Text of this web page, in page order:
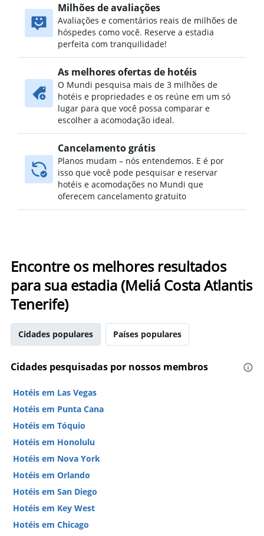
Milhões de avaliações
Avaliações e comentários reais de milhões de
hóspedes como você. Reserve a estadia
perfeita com tranquilidade!
As melhores ofertas de hotéis
O Mundi pesquisa mais de 3 milhões de
hotéis e propriedades e os reúne em um só
lugar para que você possa comparar e
escolher a acomodação ideal.
Cancelamento grátis
Planos mudam – nós entendemos. E é por
isso que você pode pesquisar e reservar
hotéis e acomodações no Mundi que
oferecem cancelamento gratuito
Encontre os melhores resultados
para sua estadia (Meliá Costa Atlantis
Tenerife)
Cidades populares Países populares
Cidades pesquisadas por nossos membros
Hotéis em Las Vegas
Hotéis em Punta Cana
Hotéis em Tóquio
Hotéis em Honolulu
Hotéis em Nova York
Hotéis em Orlando
Hotéis em San Diego
Hotéis em Key West
Hotéis em Chicago